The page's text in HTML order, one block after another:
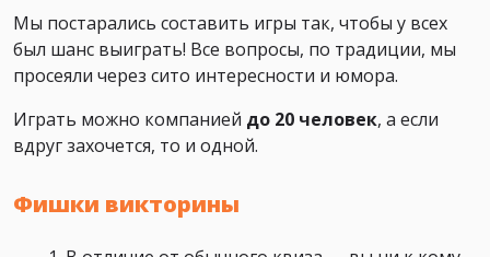
Мы постарались составить игры так, чтобы у всех
был шанс выиграть! Все вопросы, по традиции, мы
просеяли через сито интересности и юмора.
Играть можно компанией до 20 человек, а если
вдруг захочется, то и одной.
Фишки викторины